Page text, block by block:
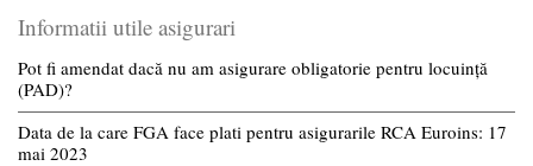
Informatii utile asigurari
Pot fi amendat dacă nu am asigurare obligatorie pentru locuință
(PAD)?
Data de la care FGA face plati pentru asigurarile RCA Euroins: 17
mai 2023